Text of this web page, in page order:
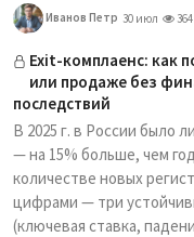
Иванов Петр 30 июл 364
Exit-комплаенс: как
или продаже без
последствий
В 2025 г. в России было
— на 15% больше, чем
количестве новых
цифрами — три
(ключевая ставка,